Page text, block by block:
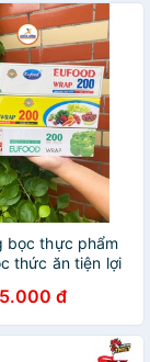
bọc thực phẩm
thức ăn tiện lợi
đ